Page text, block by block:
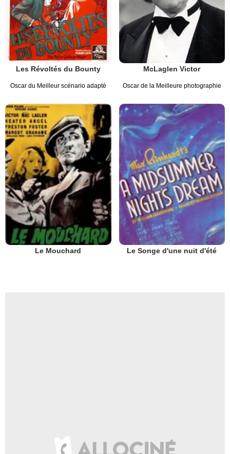
Les Révoltés du Bounty McLaglen Victor
Oscar du Meilleur scénario adapté
Le Mouchard
Oscar de la Meilleure photographie
Le Songe d'une nuit d'été